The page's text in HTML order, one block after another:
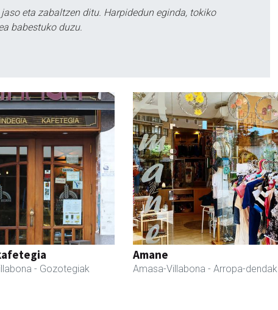
eta zabaltzen ditu. Harpidedun eginda, tokiko
babestuko duzu.
- Gozotegiak
Amane
Amasa-Villabona - Arropa-dendak